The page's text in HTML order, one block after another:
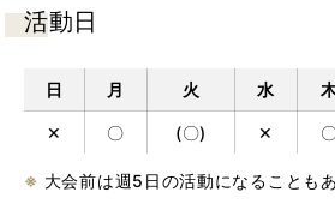
活動日
日 月 火 水
✕ 〇 (〇) ✕
大会前は週5日の活動になることもあ